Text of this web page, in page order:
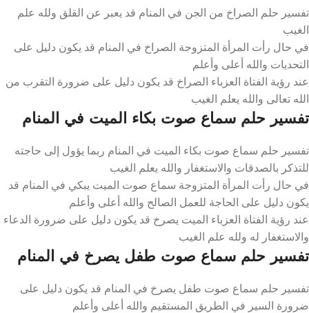
تفسير حلم الصراخ من الجن في المنام قد يعبر عن القلق ولله علم
الغيب
في حال رأت المرأة المتزوجة الصراخ في المنام قد يكون دليل على
التحديات والله أعلى وأعلم
عند رؤية الفتاة العزباء الصراخ قد يكون دليل على ضرورة التقرب من
الله تعالى والله يعلم الغيب
تفسير حلم سماع صوت بكاء الميت في المنام
تفسير حلم سماع صوت بكاء الميت في المنام ربما يؤول إلى حاجته
للتذكر بالصدقات والاستغفار والله يعلم الغيب
في حال رأت المرأة المتزوجة سماع صوت الميت يبكي في المنام قد
يكون دليل على الحاجة للعمل الصالح والله أعلى وأعلم
عند رؤية الفتاة العزباء الميت يصرخ قد يكون دليل على ضرورة الدعاء
والاستغفار له ولله علم الغيب
تفسير حلم سماع صوت طفل يصرخ في المنام
تفسير حلم سماع صوت طفل يصرخ في المنام قد يكون دليل على
ضرورة السير في الطريق المستقيم والله أعلى وأعلم